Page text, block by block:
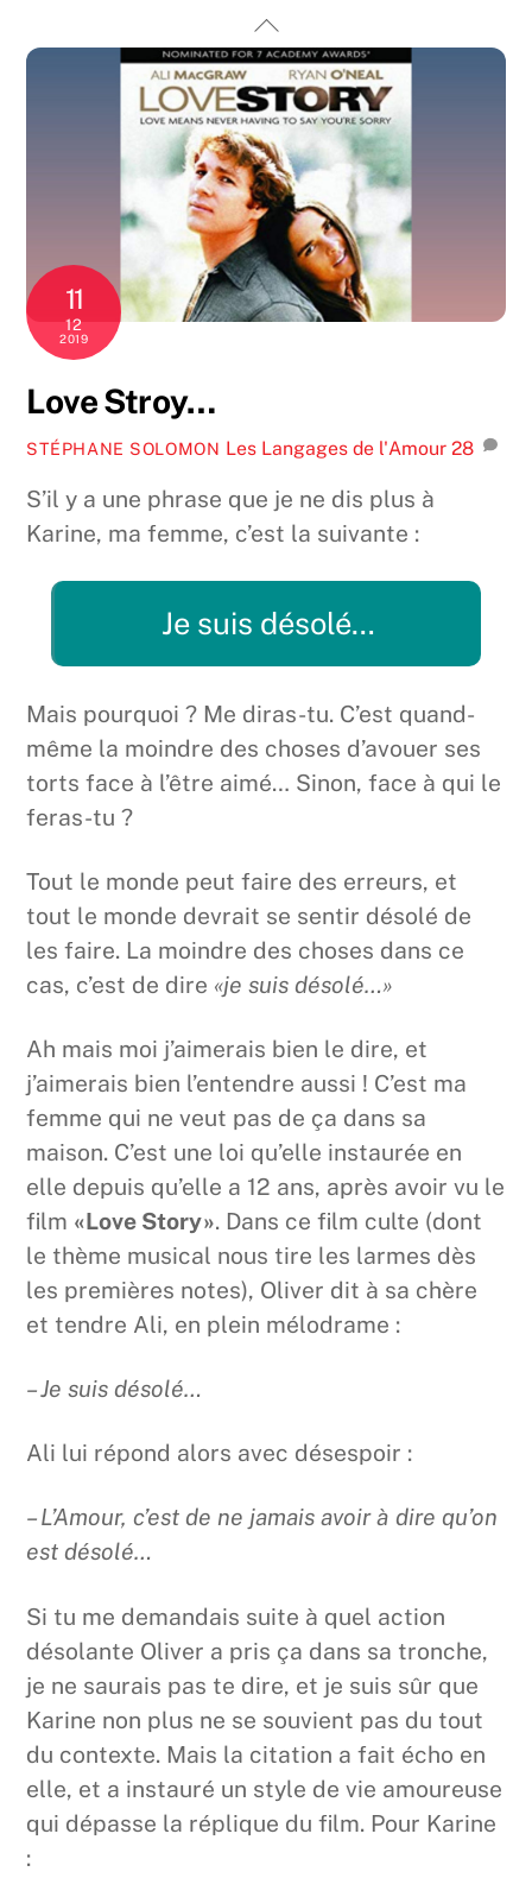
11
12
2019
Love Stroy…
STÉPHANE SOLOMON Les Langages de l'Amour 28
S’il y a une phrase que je ne dis plus à
Karine, ma femme, c’est la suivante :
Je suis désolé…
Mais pourquoi ? Me diras-tu. C’est quand-
même la moindre des choses d’avouer ses
torts face à l’être aimé… Sinon, face à qui le
feras-tu ?
Tout le monde peut faire des erreurs, et
tout le monde devrait se sentir désolé de
les faire. La moindre des choses dans ce
cas, c’est de dire «je suis désolé…»
Ah mais moi j’aimerais bien le dire, et
j’aimerais bien l’entendre aussi ! C’est ma
femme qui ne veut pas de ça dans sa
maison. C’est une loi qu’elle instaurée en
elle depuis qu’elle a 12 ans, après avoir vu le
film «Love Story». Dans ce film culte (dont
le thème musical nous tire les larmes dès
les premières notes), Oliver dit à sa chère
et tendre Ali, en plein mélodrame :
– Je suis désolé…
Ali lui répond alors avec désespoir :
– L’Amour, c’est de ne jamais avoir à dire qu’on
est désolé…
Si tu me demandais suite à quel action
désolante Oliver a pris ça dans sa tronche,
je ne saurais pas te dire, et je suis sûr que
Karine non plus ne se souvient pas du tout
du contexte. Mais la citation a fait écho en
elle, et a instauré un style de vie amoureuse
qui dépasse la réplique du film. Pour Karine
:
Back
To
Top